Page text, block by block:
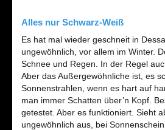
Alles nur Schwarz-Weiß
Es hat mal wieder geschneit in
ungewöhnlich, vor allem im Winter.
Schnee und Regen. In der Regel
Aber das Außergewöhnliche ist, es
Sonnenstrahlen, wenn es hart auf
man immer Schatten über’n Kopf.
getestet. Aber es funktioniert. Sieht
ungewöhnlich aus, bei